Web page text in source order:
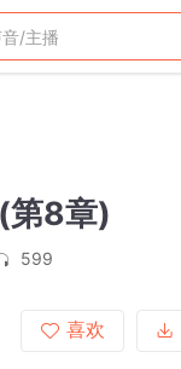
第8章)
599
喜欢